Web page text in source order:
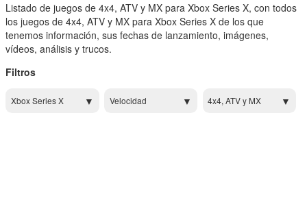
Listado de juegos de 4x4, ATV y MX para Xbox Series X, con todos
los juegos de 4x4, ATV y MX para Xbox Series X de los que
tenemos información, sus fechas de lanzamiento, imágenes,
vídeos, análisis y trucos.
Filtros
Xbox Series X Velocidad 4x4, ATV y MX